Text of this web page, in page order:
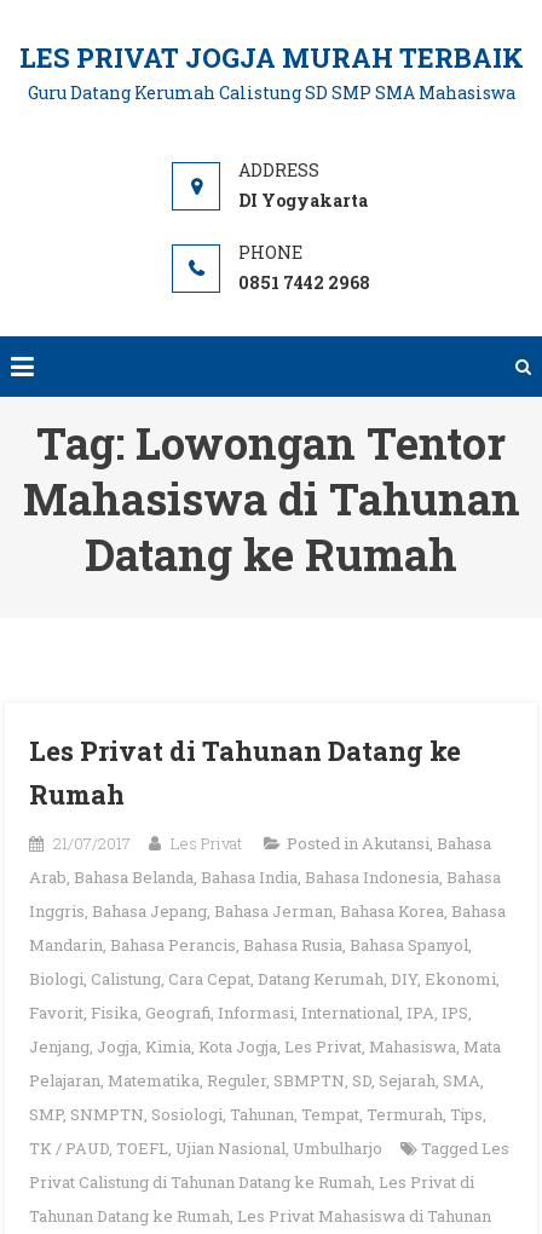
content
LES PRIVAT JOGJA MURAH TERBAIK
Guru Datang Kerumah Calistung SD SMP SMA Mahasiswa
DI Yogyakarta
0851 7442 2968
Tag: Lowongan Tentor
Mahasiswa di Tahunan
Datang ke Rumah
Les Privat di Tahunan Datang ke
Rumah
21/07/2017 Les Privat Posted inAkutansi, Bahasa
Arab, Bahasa Belanda, Bahasa India, Bahasa Indonesia, Bahasa
Inggris, Bahasa Jepang, Bahasa Jerman, Bahasa Korea, Bahasa
Mandarin, Bahasa Perancis, Bahasa Rusia, Bahasa Spanyol,
Biologi, Calistung, Cara Cepat, Datang Kerumah, DIY, Ekonomi,
Favorit, Fisika, Geografi, Informasi, International, IPA, IPS,
Jenjang, Jogja, Kimia, Kota Jogja, Les Privat, Mahasiswa, Mata
Pelajaran, Matematika, Reguler, SBMPTN, SD, Sejarah, SMA,
SMP, SNMPTN, Sosiologi, Tahunan, Tempat, Termurah, Tips,
TK / PAUD, TOEFL, Ujian Nasional, Umbulharjo Tagged Les
Privat Calistung di Tahunan Datang ke Rumah, Les Privat di
Tahunan Datang ke Rumah, Les Privat Mahasiswa di Tahunan